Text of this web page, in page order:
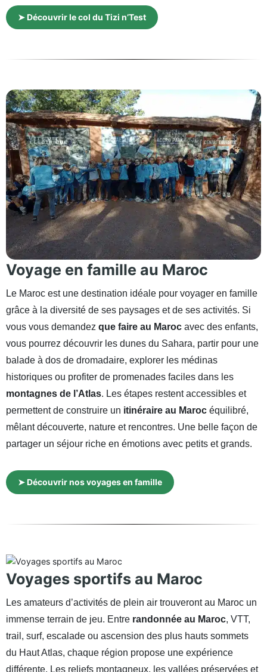
➤ Découvrir le col du Tizi n’Test
Voyage en famille au Maroc
Le Maroc est une destination idéale pour voyager en famille
grâce à la diversité de ses paysages et de ses activités. Si
vous vous demandez que faire au Maroc avec des enfants,
vous pourrez découvrir les dunes du Sahara, partir pour une
balade à dos de dromadaire, explorer les médinas
historiques ou profiter de promenades faciles dans les
montagnes de l’Atlas. Les étapes restent accessibles et
permettent de construire un itinéraire au Maroc équilibré,
mêlant découverte, nature et rencontres. Une belle façon de
partager un séjour riche en émotions avec petits et grands.
➤ Découvrir nos voyages en famille
Voyages sportifs au Maroc
Les amateurs d’activités de plein air trouveront au Maroc un
immense terrain de jeu. Entre randonnée au Maroc, VTT,
trail, surf, escalade ou ascension des plus hauts sommets
du Haut Atlas, chaque région propose une expérience
différente. Les reliefs montagneux, les vallées préservées et